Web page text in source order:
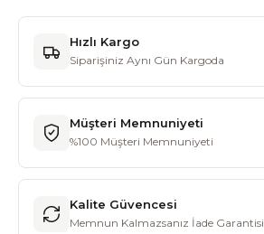
Hızlı Kargo
Siparişiniz Aynı Gün Kargoda
Müşteri Memnuniyeti
%100 Müşteri Memnuniyeti
Kalite Güvencesi
Memnun Kalmazsanız İade Garantisi